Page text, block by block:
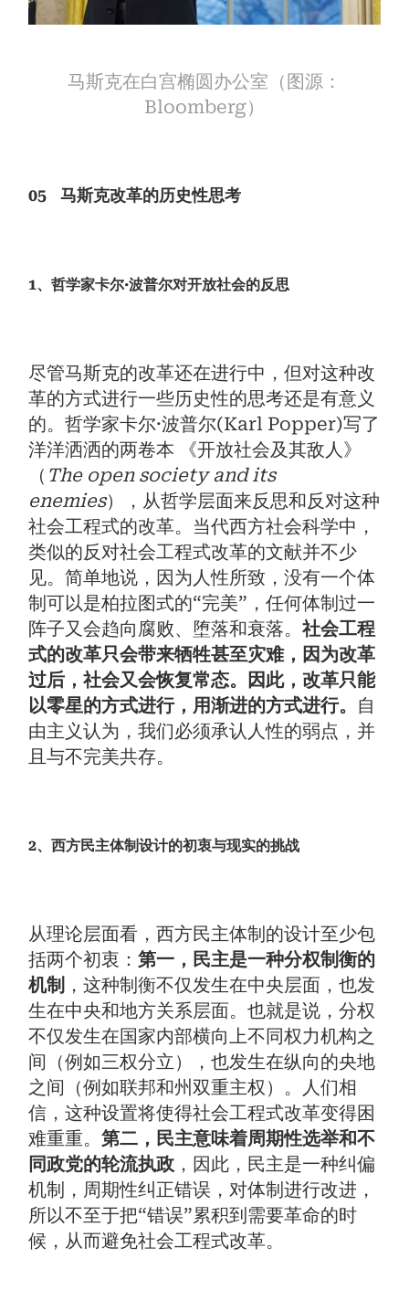
马斯克在白宫椭圆办公室（图源：
Bloomberg）
05 马斯克改革的历史性思考
1、哲学家卡尔·波普尔对开放社会的反思
尽管马斯克的改革还在进行中，但对这种改
革的方式进行一些历史性的思考还是有意义
的。哲学家卡尔·波普尔(Karl Popper)写了
洋洋洒洒的两卷本 《开放社会及其敌人》
（ The open society and its
enemies），从哲学层面来反思和反对这种
社会工程式的改革。当代西方社会科学中，
类似的反对社会工程式改革的文献并不少
见。简单地说，因为人性所致，没有一个体
制可以是柏拉图式的“完美”，任何体制过一
阵子又会趋向腐败、堕落和衰落。社会工程
式的改革只会带来牺牲甚至灾难，因为改革
过后，社会又会恢复常态。因此，改革只能
以零星的方式进行，用渐进的方式进行。 自
由主义认为，我们必须承认人性的弱点，并
且与不完美共存。
2、西方民主体制设计的初衷与现实的挑战
从理论层面看，西方民主体制的设计至少包
括两个初衷：第一，民主是一种分权制衡的
机制 ，这种制衡不仅发生在中央层面，也发
生在中央和地方关系层面。也就是说，分权
不仅发生在国家内部横向上不同权力机构之
间（例如三权分立），也发生在纵向的央地
之间（例如联邦和州双重主权）。人们相
信，这种设置将使得社会工程式改革变得困
难重重。第二，民主意味着周期性选举和不
同政党的轮流执政 ，因此，民主是一种纠偏
机制，周期性纠正错误，对体制进行改进，
所以不至于把“错误”累积到需要革命的时
候，从而避免社会工程式改革。